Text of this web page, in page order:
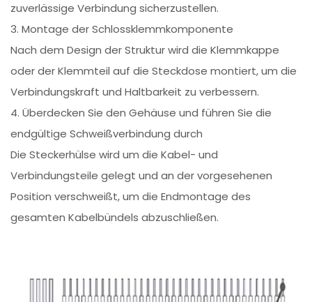
zuverlässige Verbindung sicherzustellen.
3. Montage der Schlossklemmkomponente
Nach dem Design der Struktur wird die Klemmkappe
oder der Klemmteil auf die Steckdose montiert, um die
Verbindungskraft und Haltbarkeit zu verbessern.
4. Überdecken Sie den Gehäuse und führen Sie die
endgültige Schweißverbindung durch
Die Steckerhülse wird um die Kabel- und
Verbindungsteile gelegt und an der vorgesehenen
Position verschweißt, um die Endmontage des
gesamten Kabelbündels abzuschließen.